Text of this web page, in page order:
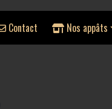
Contact Nos appâts